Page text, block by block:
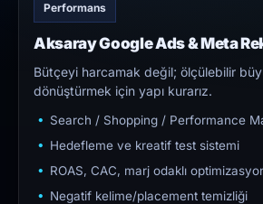
Performans
Aksaray Google Ads & Meta
Bütçeyi harcamak değil; ölçülebilir
dönüştürmek için yapı kurarız.
Search / Shopping / Performance
Hedefleme ve kreatif test sistemi
ROAS, CAC, marj odaklı
Negatif kelime/placement temizliği